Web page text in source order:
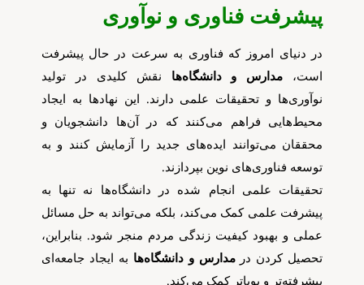
پیشرفت فناوری و نوآوری
در دنیای امروز که فناوری به سرعت در حال پیشرفت
است، مدارس و دانشگاه‌ها نقش کلیدی در تولید
نوآوری‌ها و تحقیقات علمی دارند. این نهادها به ایجاد
محیط‌هایی فراهم می‌کنند که در آن‌ها دانشجویان و
محققان می‌توانند ایده‌های جدید را آزمایش کنند و به
توسعه فناوری‌های نوین بپردازند.
تحقیقات علمی انجام شده در دانشگاه‌ها نه تنها به
پیشرفت علمی کمک می‌کند، بلکه می‌تواند به حل مسائل
عملی و بهبود کیفیت زندگی مردم منجر شود. بنابراین،
تحصیل کردن درمدارس و دانشگاه‌ها به ایجاد جامعه‌ای
پیشرفته‌تر و پویاتر کمک می‌کند.